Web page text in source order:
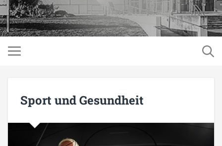
Sport und Gesundheit